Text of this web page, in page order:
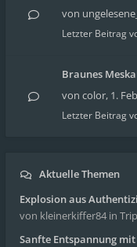
von
Letzter Beitrag
Braunes
von color, 1.
Letzter Beitrag
Aktuelle Themen
Explosion aus
von kleinerkiffer84 in
Sanfte Entspannung